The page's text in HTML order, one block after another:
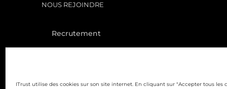
ITrust utilise des cookies sur son site internet. En cliquant sur "Accepter tous les
NOUS REJOINDRE
Recrutement
souveraine – French XDR